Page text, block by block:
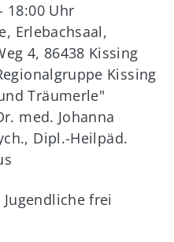
18:00Uhr
Erlebachsaal,
4, 86438 Kissing
Kissing
Träumerle"
med. Johanna
Dipl.-Heilpäd.
frei